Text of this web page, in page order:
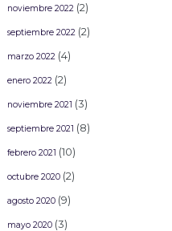
noviembre 2022 (2)
septiembre 2022 (2)
marzo 2022 (4)
enero 2022 (2)
noviembre 2021 (3)
septiembre 2021 (8)
febrero 2021 (10)
octubre 2020(2)
agosto 2020(9)
mayo 2020(3)